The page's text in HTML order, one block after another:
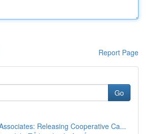
Report Page
Go
Releasing Cooperative Ca...